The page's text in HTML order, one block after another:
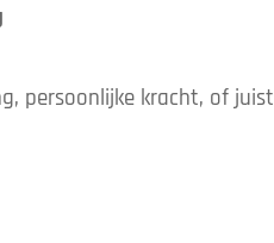
persoonlijke kracht, of